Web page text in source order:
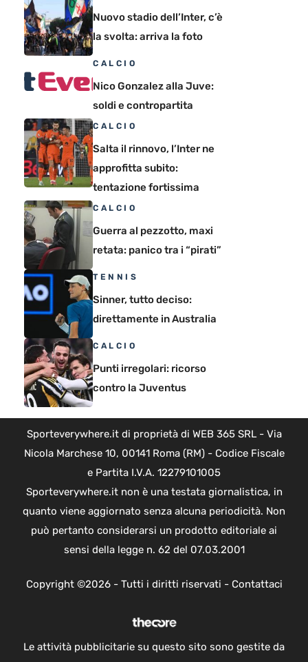
Nuovo stadio dell’Inter, c’è
la svolta: arriva la foto
CALCIO
Nico Gonzalez alla Juve:
soldi e contropartita
CALCIO
Salta il rinnovo, l’Inter ne
approfitta subito:
tentazione fortissima
CALCIO
Guerra al pezzotto, maxi
retata: panico tra i “pirati”
TENNIS
Sinner, tutto deciso:
direttamente in Australia
CALCIO
Punti irregolari: ricorso
contro la Juventus
Sporteverywhere.it di proprietà di WEB 365 SRL - Via
Nicola Marchese 10, 00141 Roma (RM) - Codice Fiscale
e Partita I.V.A. 12279101005
Sporteverywhere.it non è una testata giornalistica, in
quanto viene aggiornato senza alcuna periodicità. Non
può pertanto considerarsi un prodotto editoriale ai
sensi della legge n. 62 del 07.03.2001
Copyright ©2026 - Tutti i diritti riservati - Contattaci
Le attività pubblicitarie su questo sito sono gestite da